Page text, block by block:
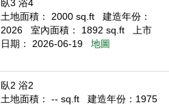
臥3 浴4
土地面積： 2000 sq.ft
建造年份：
2026
室內面積： 1892 sq.ft
上市
日期： 2026-06-19
地圖
臥2 浴2
土地面積： -- sq.ft
建造年份：1975